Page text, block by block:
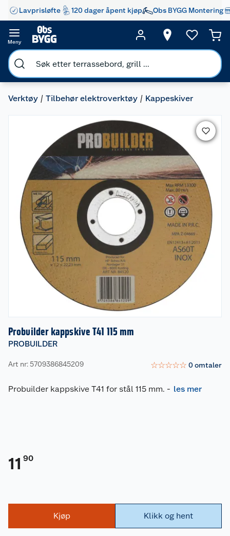
Lavprisløfte 120 dager åpent kjøp Obs BYGG Montering
Meny
Verktøy Tilbehør elektroverktøy Kappeskiver
Probuilder kappskive T41 115 mm
PROBUILDER
Art nr: 5709386845209 ☆☆☆☆☆ 0omtaler
Probuilder kappskive T41 for stål 115 mm. - les mer
11 90
Kjøp Klikk og hent